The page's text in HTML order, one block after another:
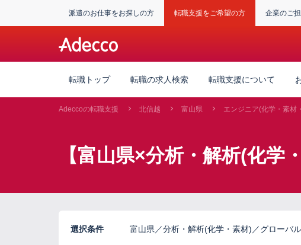
派遣のお仕事をお探しの方 転職支援をご希望の方 企業のご
転職トップ 転職の求人検索 転職支援について
Adeccoの転職支援 北信越 富山県 エンジニア(化学・素材
【富山県×分析・解析(化
選択条件 富山県／分析・解析(化学・素材)／グローバ